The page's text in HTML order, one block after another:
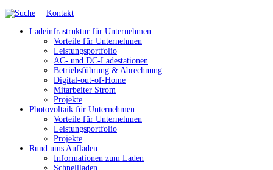
Kontakt
Ladeinfrastruktur für Unternehmen
Vorteile für Unternehmen
Leistungsportfolio
AC- und DC-Ladestationen
Betriebsführung & Abrechnung
Digital-out-of-Home
Mitarbeiter Strom
Projekte
Photovoltaik für Unternehmen
Vorteile für Unternehmen
Leistungsportfolio
Projekte
Rund ums Aufladen
Informationen zum Laden
Schnellladen